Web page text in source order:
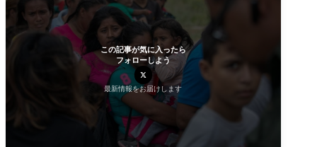
この記事が気に入ったら
フォローしよう
最新情報をお届けします